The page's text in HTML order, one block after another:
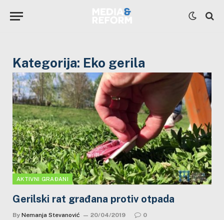
Kategorija: Eko gerila
AKTIVNI GRAĐANI
Gerilski rat građana protiv otpada
By Nemanja Stevanović 20/04/2019 0